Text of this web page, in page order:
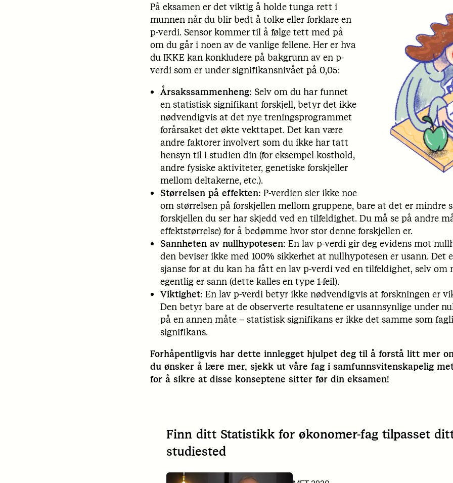
På eksamen er det viktig å holde tunga rett i
munnen når du blir bedt å tolke eller forklare en
p-verdi. Sensor kommer til å følge tett med på
om du går i noen av de vanlige fellene. Her er hva
du IKKE kan konkludere på bakgrunn av en p-
verdi som er under signifikansnivået på 0,05:
Årsakssammenheng: Selv om du har funnet
en statistisk signifikant forskjell, betyr det ikke
nødvendigvis at det nye treningsprogrammet
forårsaket det økte vekttapet. Det kan være
andre faktorer involvert som du ikke har tatt
hensyn til i studien din (for eksempel kosthold,
andre fysiske aktiviteter, genetiske forskjeller
mellom deltakerne, etc.).
Størrelsen på effekten: P-verdien sier ikke noe
om størrelsen på forskjellen mellom gruppene, bare at det er mindre
forskjellen du ser har skjedd ved en tilfeldighet. Du må se på andre
effektstørrelse) for å bedømme hvor stor denne forskjellen er.
Sannheten av nullhypotesen: En lav p-verdi gir deg evidens mot
den beviser ikke med 100% sikkerhet at nullhypotesen er usann. Det
sjanse for at du kan ha fått en lav p-verdi ved en tilfeldighet, selv om
egentlig er sann (dette kalles en type 1-feil).
Viktighet: En lav p-verdi betyr ikke nødvendigvis at forskningen er
Den betyr bare at de observerte resultatene er usannsynlige under
på en annen måte – statistisk signifikans er ikke det samme som
signifikans.
Forhåpentligvis har dette innlegget hjulpet deg til å forstå litt mer
du ønsker å lære mer, sjekk ut våre fag i samfunnsvitenskapelig
for å sikre at disse konseptene sitter før din eksamen!
Finn ditt Statistikk for økonomer-fag tilpasset
studiested